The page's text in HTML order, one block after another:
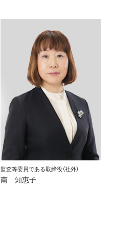
監査等委員である取締役（社外）
南 知惠子